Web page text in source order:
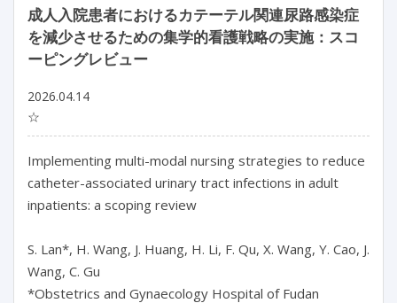
成人入院患者におけるカテーテル関連尿路感染症
を減少させるための集学的看護戦略の実施：スコ
ーピングレビュー
2026.04.14
☆
Implementing multi-modal nursing strategies to reduce
catheter-associated urinary tract infections in adult
inpatients: a scoping review
S. Lan*, H. Wang, J. Huang, H. Li, F. Qu, X. Wang, Y. Cao, J.
Wang, C. Gu
*Obstetrics and Gynaecology Hospital of Fudan